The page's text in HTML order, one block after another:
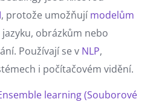
, protože umožňují modelům
obrázkům nebo
Používají se v NLP,
i počítačovém vidění.
learning (Souborové